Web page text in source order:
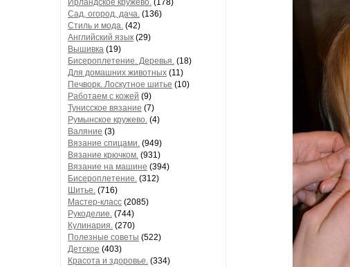
Ирландское кружево. (178)
Сад, огород, дача. (136)
Стиль и мода. (42)
Английский язык (29)
Вышивка (19)
Бисероплетение. Деревья. (18)
Для домашних животных (11)
Печворк. Лоскутное шитье (10)
Работаем с кожей (9)
Тунисское вязание (7)
Румынское кружево. (4)
Валяние (3)
Вязание спицами. (949)
Вязание крючком. (931)
Вязание на машине (394)
Бисероплетение. (312)
Шитье. (716)
Мастер-класс (2085)
Рукоделие. (744)
Кулинария. (270)
Полезные советы (522)
Детское (403)
Красота и здоровье. (334)